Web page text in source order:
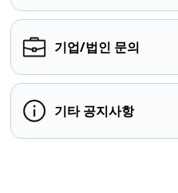
기업/법인 문의
기타 공지사항